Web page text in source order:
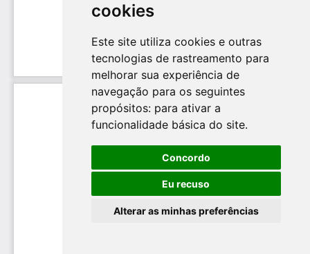
cookies
Este site utiliza cookies e outras
tecnologias de rastreamento para
melhorar sua experiência de
navegação para os seguintes
propósitos: para ativar a
funcionalidade básica do site.
Concordo
Eu recuso
Alterar as minhas preferências